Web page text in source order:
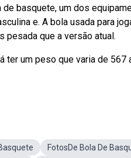
basquete, um dos
e. A bola usada para
pesada que a versão atual.
ter um peso que varia de
FotosDe Bola De